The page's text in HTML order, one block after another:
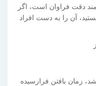
دقت فراوان است، اگر
آن را به دست افراد
زمان بافتن فرارسیده